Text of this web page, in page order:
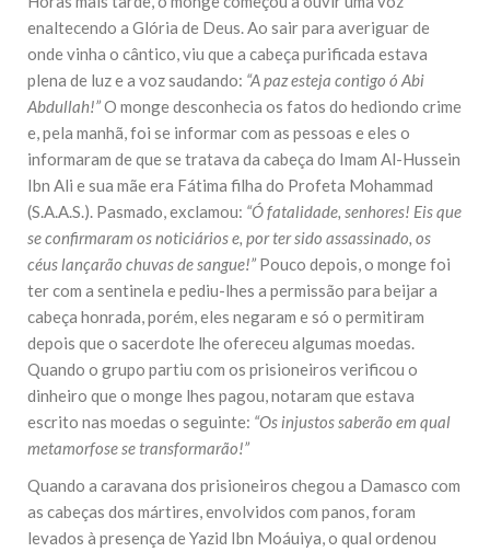
enaltecendo a Glória de Deus. Ao sair para averiguar de
onde vinha o cântico, viu que a cabeça purificada estava
plena de luz e a voz saudando: “A paz esteja contigo ó Abi
Abdullah!”O monge desconhecia os fatos do hediondo crime
e, pela manhã, foi se informar com as pessoas e eles o
informaram de que se tratava da cabeça do Imam Al-Hussein
Ibn Ali e sua mãe era Fátima filha do Profeta Mohammad
(S.A.A.S.). Pasmado, exclamou: “Ó fatalidade, senhores! Eis que
se confirmaram os noticiários e, por ter sido assassinado, os
céus lançarão chuvas de sangue!” Pouco depois, o monge foi
ter com a sentinela e pediu-lhes a permissão para beijar a
cabeça honrada, porém, eles negaram e só o permitiram
depois que o sacerdote lhe ofereceu algumas moedas.
Quando o grupo partiu com os prisioneiros verificou o
dinheiro que o monge lhes pagou, notaram que estava
escrito nas moedas o seguinte: “Os injustos saberão em qual
metamorfose se transformarão!”
Quando a caravana dos prisioneiros chegou a Damasco com
as cabeças dos mártires, envolvidos com panos, foram
levados à presença de Yazid Ibn Moáuiya, o qual ordenou